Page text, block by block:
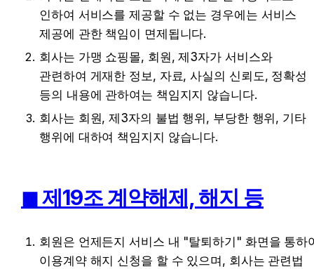
인하여 서비스를 제공할 수 없는 경우에는 서비스
제공에 관한 책임이 면제됩니다.
회사는 가맹 쇼핑몰, 회원, 제3자가 서비스와
관련하여 게재한 정보, 자료, 사실의 신뢰도, 정확성
등의 내용에 관하여는 책임지지 않습니다.
회사는 회원, 제3자의 불법 행위, 부당한 행위, 기타
행위에 대하여 책임지지 않습니다.
◼︎ 제19조 계약해제, 해지 등
회원은 언제든지 서비스 내 "탈퇴하기" 화면을 통하
이용계약 해지 신청을 할 수 있으며, 회사는 관련법